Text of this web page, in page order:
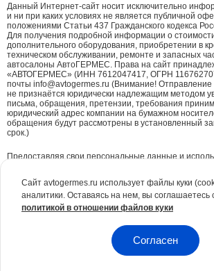
Данный Интернет-сайт носит исключительно
и ни при каких условиях не является публичной
положениями Статьи 437 Гражданского кодекса
Для получения подробной информации о
дополнительного оборудования, приобретении в
техническом обслуживании, ремонте и запасных
автосалоны АвтоГЕРМЕС. Права на сайт
«АВТОГЕРМЕС» (ИНН 7612047417, ОГРН
почты info@avtogermes.ru (Внимание! Отправление
не признаётся юридически надлежащим методом
письма, обращения, претензии, требования
юридический адрес компании на бумажном
обращения будут рассмотрены в установленный
срок.)
Предоставляя свои персональные данные и
Для повышения удобства работы с сайтом и
работы компания АвтоГЕРМЕСиспользует файлы
идентифицируют Ваши личные данные. Вся
конфиденциальной. При необходимости Вы можете
помощью настроек браузера.
Сайт avtogermes.ru использует файлы куки
аналитики. Оставаясь на нем, вы соглашаетесь
политикой в отношении файлов куки
Согласен